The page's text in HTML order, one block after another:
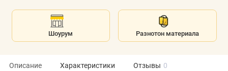
Шоурум Разнотон материала
Описание Характеристики Отзывы 0